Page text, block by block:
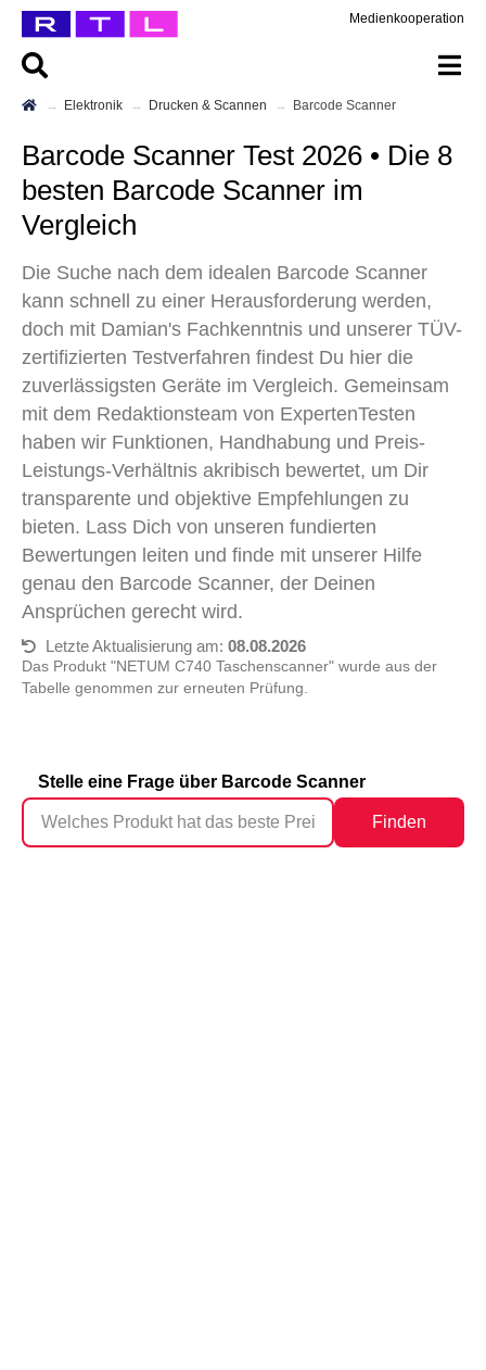
Medienkooperation
Elektronik Drucken & Scannen Barcode Scanner
Barcode Scanner Test 2026 • Die 8
besten Barcode Scanner im
Vergleich
Die Suche nach dem idealen Barcode Scanner
kann schnell zu einer Herausforderung werden,
doch mit Damian's Fachkenntnis und unserer TÜV-
zertifizierten Testverfahren findest Du hier die
zuverlässigsten Geräte im Vergleich. Gemeinsam
mit dem Redaktionsteam von ExpertenTesten
haben wir Funktionen, Handhabung und Preis-
Leistungs-Verhältnis akribisch bewertet, um Dir
transparente und objektive Empfehlungen zu
bieten. Lass Dich von unseren fundierten
Bewertungen leiten und finde mit unserer Hilfe
genau den Barcode Scanner, der Deinen
Ansprüchen gerecht wird.
Letzte Aktualisierung am: 08.08.2026
Das Produkt "NETUM C740 Taschenscanner" wurde aus der
Tabelle genommen zur erneuten Prüfung.
Stelle eine Frage über Barcode Scanner
Finden